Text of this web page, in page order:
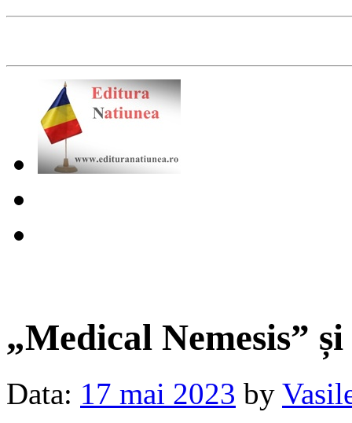
„Medical Nemesis”
Data: 17 mai 2023 by